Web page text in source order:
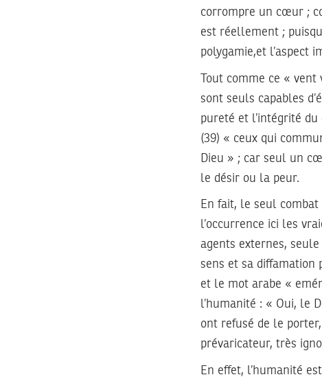
corrompre un cœur ;
est réellement ;
polygamie,et l’aspect
Tout comme ce «
sont seuls capables
pureté et l’intégrité
(39) « ceux qui
Dieu » ; car seul un
le désir ou la peur.
En fait, le seul
l’occurrence ici les
agents externes,
sens et sa diffamation
et le mot arabe «
l’humanité : « Oui, le
ont refusé de le
prévaricateur, très
En effet, l’humanité